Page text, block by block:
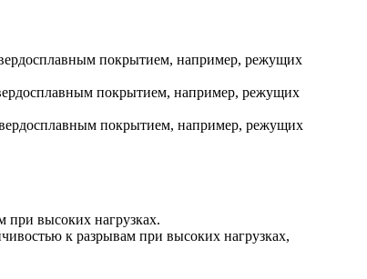
покрытием, например, режущих
покрытием, например, режущих
покрытием, например, режущих
при высоких нагрузках.
к разрывам при высоких нагрузках,